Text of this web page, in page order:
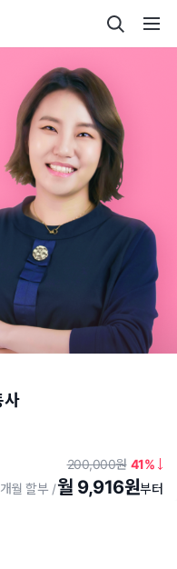
사
200,000
41
월 할부 월 9,916원